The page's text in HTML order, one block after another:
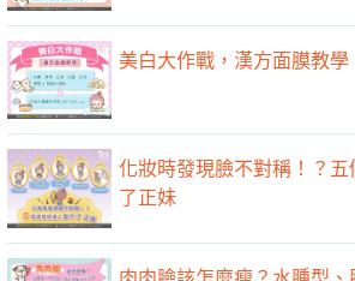
美白大作戰，漢方面膜教學
化妝時發現臉不對稱！？
了正妹